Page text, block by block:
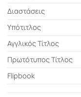
Διαστάσεις
Υπότιτλος
Αγγλικός Τίτλος
Πρωτότυπος Τίτλος
Flipbook